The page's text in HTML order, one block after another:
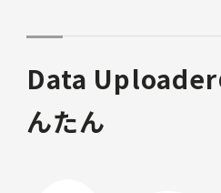
Data Uploader
んたん